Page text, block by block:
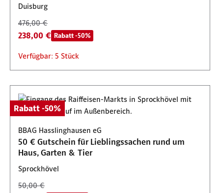
Duisburg
476,00 €
238,00 € Rabatt -50%
Verfügbar: 5 Stück
Rabatt -50%
BBAG Hasslinghausen eG
50 € Gutschein für Lieblingssachen rund um
Haus, Garten & Tier
Sprockhövel
50,00 €